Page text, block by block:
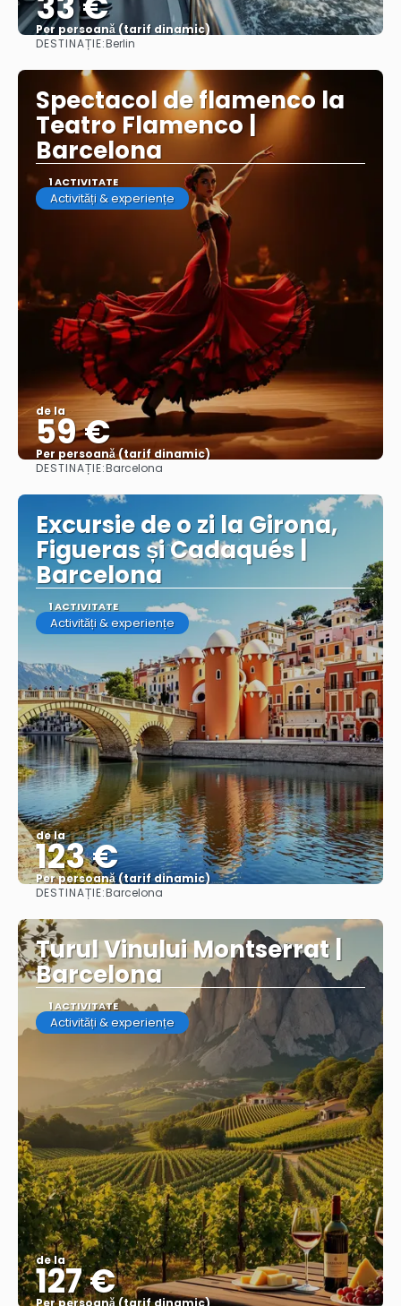
Per persoană (tarif dinamic)
DESTINAȚIE:Berlin
Spectacol de flamenco la
Teatro Flamenco |
Barcelona
1 ACTIVITATE
Activități & experiențe
de la
59 €
Per persoană (tarif dinamic)
Vezi mai multe
DESTINAȚIE:Barcelona
Excursie de o zi la Girona,
Figueras și Cadaqués |
Barcelona
1 ACTIVITATE
Activități & experiențe
de la
123 €
Per persoană (tarif dinamic)
Vezi mai multe
DESTINAȚIE:Barcelona
Turul Vinului Montserrat |
Barcelona
1 ACTIVITATE
Activități & experiențe
de la
127 €
Per persoană (tarif dinamic)